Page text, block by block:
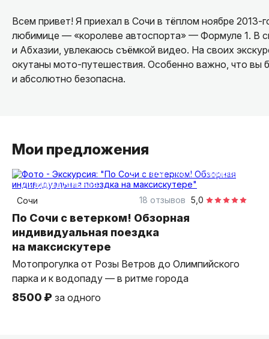
Всем привет! Я приехал в Сочи в тёплом ноябре
любимице — «королеве автоспорта» — Формуле 1. В
и Абхазии, увлекаюсь съёмкой видео. На своих
окутаны мото-путешествия. Особенно важно, что
и абсолютно безопасна.
Мои предложения
3,5 часа
на мотоцикле
индивидуальная
Сочи
5,0
18 отзывов
По Сочи с ветерком! Обзорная
индивидуальная поездка
на максискутере
Мотопрогулка от Розы Ветров до Олимпийского
парка и к водопаду — в ритме города
8500 ₽ за одного